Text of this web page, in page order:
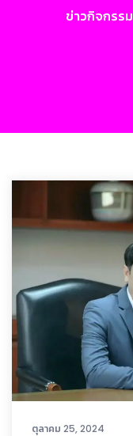
ข่าวกิจกรรม
ตุลาคม 25, 2024